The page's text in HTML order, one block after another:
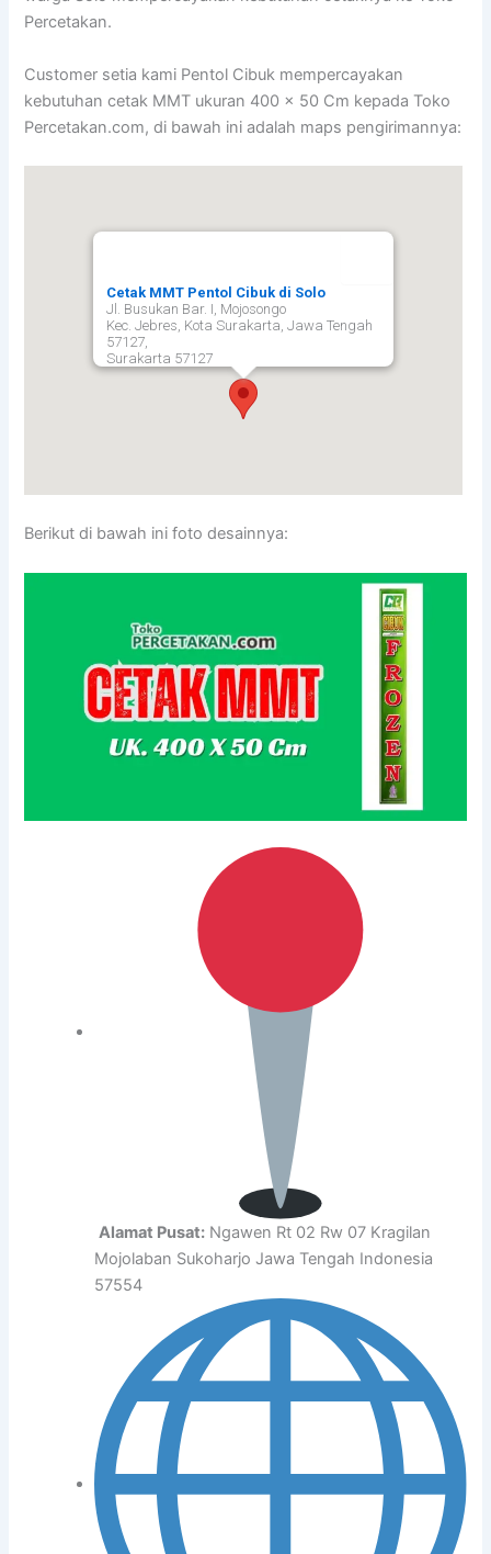
Percetakan.
Customer setia kami Pentol Cibuk mempercayakan
kebutuhan cetak MMT ukuran 400 x 50 Cm kepada Toko
Percetakan.com, di bawah ini adalah maps pengirimannya:
Cetak MMT Pentol Cibuk di Solo
Jl. Busukan Bar. I, Mojosongo
Kec. Jebres, Kota Surakarta, Jawa Tengah
57127,
Surakarta 57127
Berikut di bawah ini foto desainnya:
Alamat Pusat: Ngawen Rt 02 Rw 07 Kragilan
Mojolaban Sukoharjo Jawa Tengah Indonesia
57554